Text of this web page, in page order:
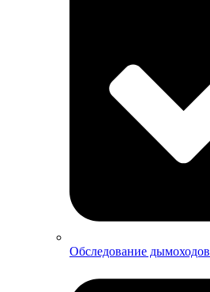
Обследование дымоходов